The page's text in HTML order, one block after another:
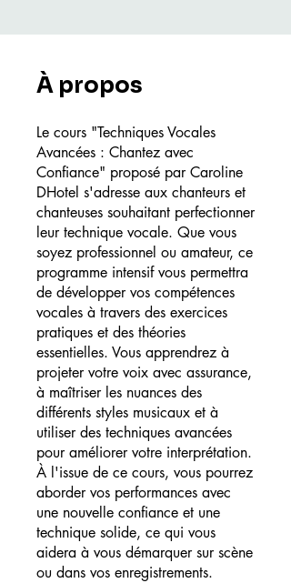
À propos
Le cours "Techniques Vocales
Avancées : Chantez avec
Confiance" proposé par Caroline
DHotel s'adresse aux chanteurs et
chanteuses souhaitant perfectionner
leur technique vocale. Que vous
soyez professionnel ou amateur, ce
programme intensif vous permettra
de développer vos compétences
vocales à travers des exercices
pratiques et des théories
essentielles. Vous apprendrez à
projeter votre voix avec assurance,
à maîtriser les nuances des
différents styles musicaux et à
utiliser des techniques avancées
pour améliorer votre interprétation.
À l'issue de ce cours, vous pourrez
aborder vos performances avec
une nouvelle confiance et une
technique solide, ce qui vous
aidera à vous démarquer sur scène
ou dans vos enregistrements.